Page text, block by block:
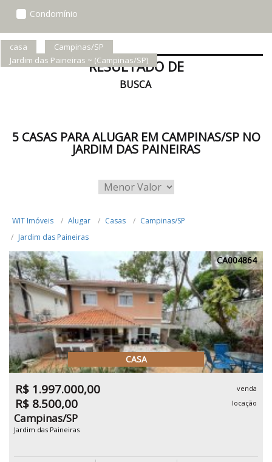
Condomínio
casa
Campinas/SP
Jardim das Paineiras ~ (Campinas/SP)
RESULTADO DE
BUSCA
5 CASAS PARA ALUGAR EM CAMPINAS/SP NO
JARDIM DAS PAINEIRAS
WIT Imóveis Alugar Casas
Campinas/SP
Jardim das Paineiras
CA004864
CASA
R$ 1.997.000,00 venda
R$ 8.500,00 locação
Campinas/SP
Jardim das Paineiras